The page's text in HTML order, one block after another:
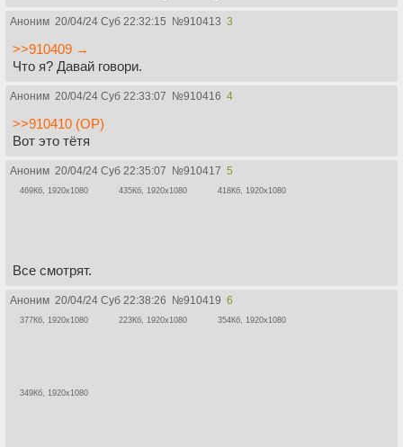
Аноним 20/04/24 Суб 22:32:15 №910413 3
>>910409 →
Что я? Давай говори.
Аноним 20/04/24 Суб 22:33:07 №910416 4
>>910410 (OP)
Вот это тётя
Аноним 20/04/24 Суб 22:35:07 №910417 5
469Кб, 1920x1080 435Кб, 1920x1080 418Кб, 1920x1080
Все смотрят.
Аноним 20/04/24 Суб 22:38:26 №910419 6
377Кб, 1920x1080 223Кб, 1920x1080 354Кб, 1920x1080
349Кб, 1920x1080